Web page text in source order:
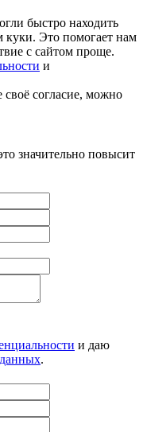
быстро находить
Это помогает нам
с сайтом проще.
и
согласие, можно
значительно повысит
и даю
.